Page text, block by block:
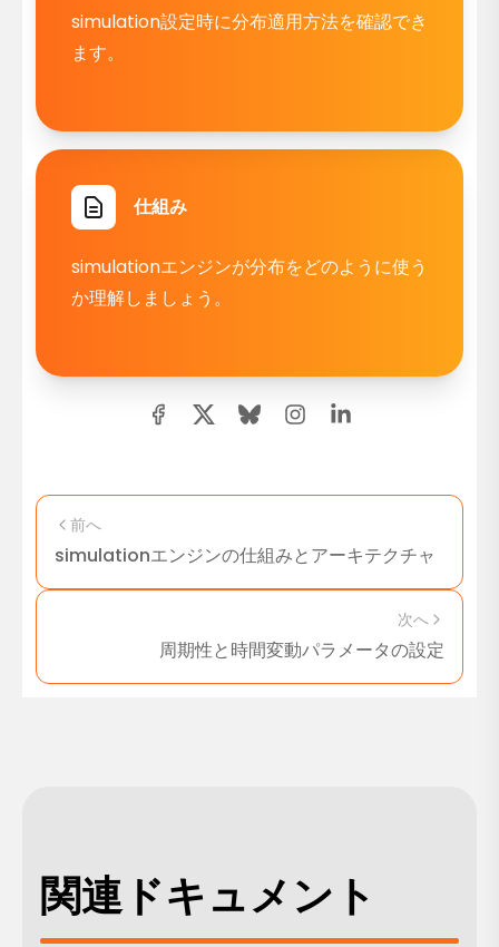
simulation設定時に分布適用方法を確認でき
ます。
仕組み
simulationエンジンが分布をどのように使う
か理解しましょう。
前へ
simulationエンジンの仕組みとアーキテクチャ
次へ
周期性と時間変動パラメータの設定
関連ドキュメント